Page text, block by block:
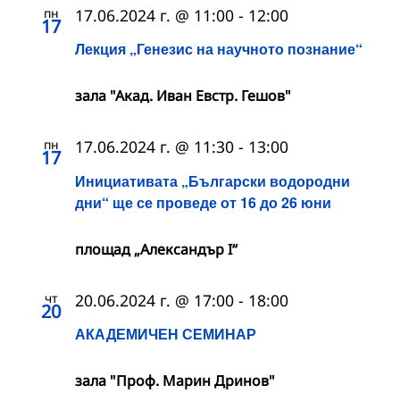
пн
17
Лекция „Генезис на научното познание“
17.06.2024 г. @ 11:00 - 12:00
зала "Акад. Иван Евстр. Гешов"
пн
17
Инициативата „Български водородни
дни“ ще се проведе от 16 до 26 юни
17.06.2024 г. @ 11:30 - 13:00
площад „Александър I“
чт
20
АКАДЕМИЧЕН СЕМИНАР
20.06.2024 г. @ 17:00 - 18:00
зала "Проф. Марин Дринов"